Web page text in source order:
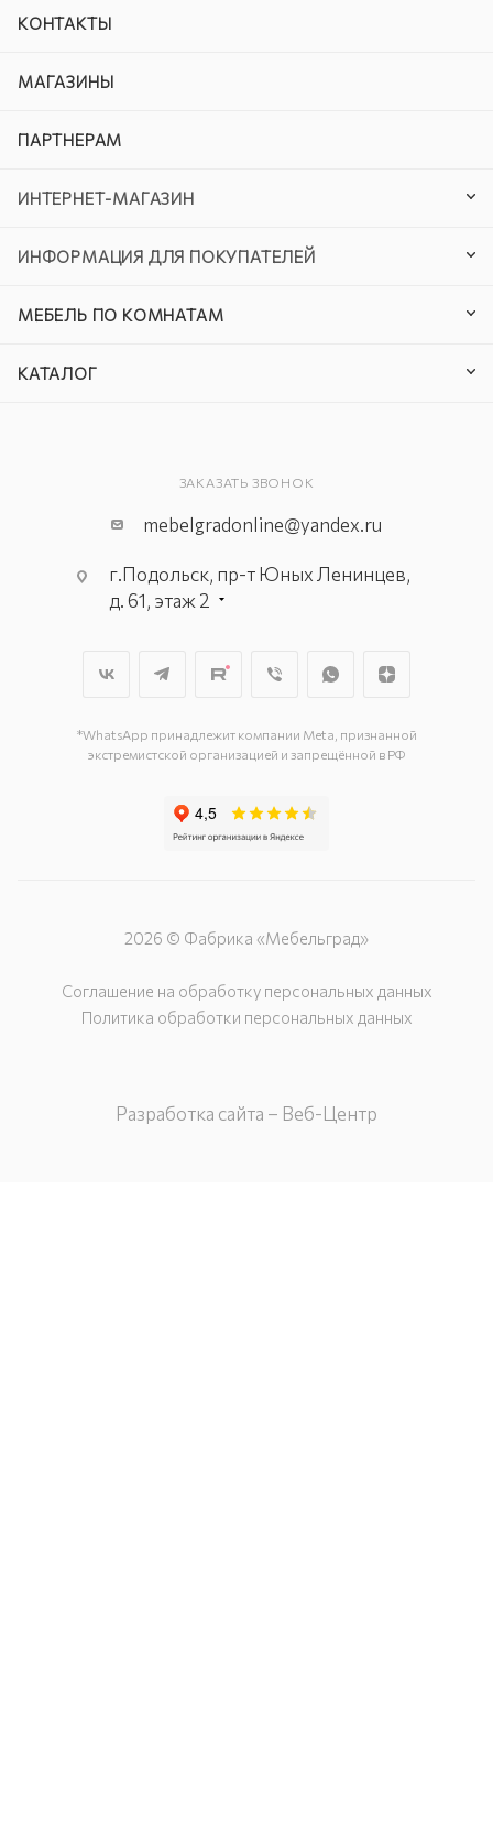
КОНТАКТЫ
МАГАЗИНЫ
ПАРТНЕРАМ
ИНТЕРНЕТ-МАГАЗИН
ИНФОРМАЦИЯ ДЛЯ ПОКУПАТЕЛЕЙ
МЕБЕЛЬ ПО КОМНАТАМ
КАТАЛОГ
ЗАКАЗАТЬ ЗВОНОК
mebelgradonline@yandex.ru
г.Подольск, пр-т Юных Ленинцев,
д. 61, этаж 2
г. Подольск, ул. Станционная, д. 11
*WhatsApp принадлежит компании Meta, признанной
экстремистской организацией и запрещённой в РФ
2026 © Фабрика «Мебельград»
Соглашение на обработку персональных данных
Политика обработки персональных данных
Разработка сайта – Веб-Центр